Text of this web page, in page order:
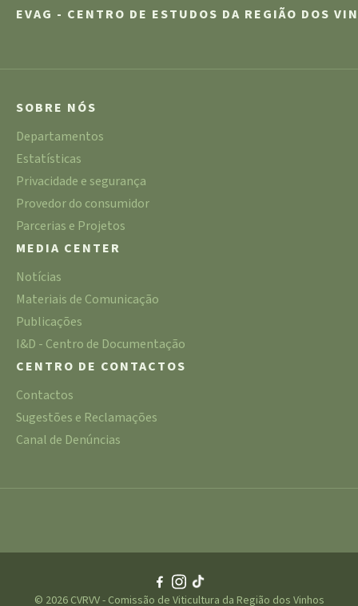
EVAG - CENTRO DE ESTUDOS DA REGIÃO DOS
SOBRE NÓS
Departamentos
Estatísticas
Privacidade e segurança
Provedor do consumidor
Parcerias e Projetos
MEDIA CENTER
Notícias
Materiais de Comunicação
Publicações
I&D - Centro de Documentação
CENTRO DE CONTACTOS
Contactos
Sugestões e Reclamações
Canal de Denúncias
© 2026 CVRVV - Comissão de Viticultura da Região dos Vinhos